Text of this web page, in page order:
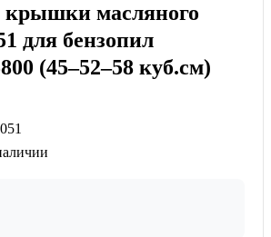
крышки масляного
для бензопил
(45–52–58 куб.см)